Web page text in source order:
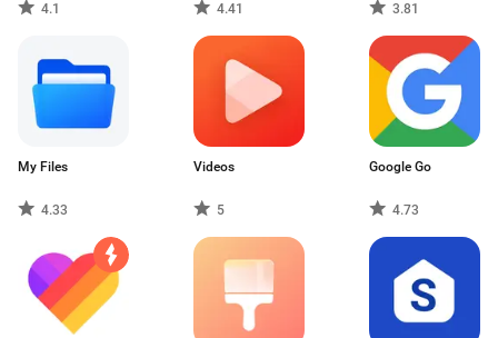
4.1
4.41
3.81
My Files
4.33
Videos
5
Google Go
4.73